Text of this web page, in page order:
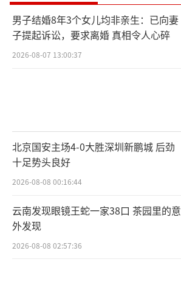
男子结婚8年3个女儿均非亲生：已向妻
子提起诉讼，要求离婚 真相令人心碎
2026-08-07 13:00:37
北京国安主场4-0大胜深圳新鹏城 后劲
十足势头良好
2026-08-08 00:16:44
云南发现眼镜王蛇一家38口 茶园里的意
外发现
2026-08-08 02:57:36